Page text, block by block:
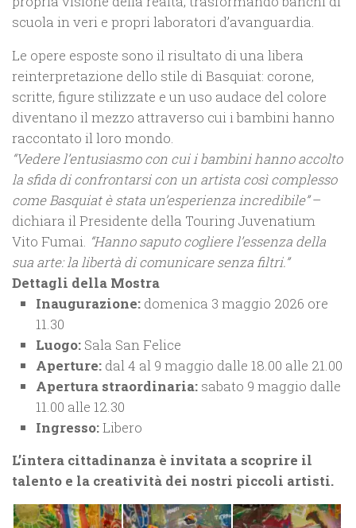
scuola in veri e propri laboratori d’avanguardia.
Le opere esposte sono il risultato di una libera
reinterpretazione dello stile di Basquiat: corone,
scritte, figure stilizzate e un uso audace del colore
diventano il mezzo attraverso cui i bambini hanno
raccontato il loro mondo.
“Vedere l’entusiasmo con cui i bambini hanno accolto
la sfida di confrontarsi con un artista così complesso
come Basquiat è stata un’esperienza incredibile”–
dichiara il Presidente della Touring Juvenatium
Vito Fumai. “Hanno saputo cogliere l’essenza della
sua arte: la libertà di comunicare senza filtri.”
Dettagli della Mostra
Inaugurazione: domenica 3 maggio 2026 ore
11.30
Luogo: Sala San Felice
Aperture: dal 4 al 9 maggio dalle 18.00 alle 21.00
Apertura straordinaria: sabato 9 maggio dalle
11.00 alle 12.30
Ingresso:Libero
L’intera cittadinanza è invitata a scoprire il
talento e la creatività dei nostri piccoli artisti.